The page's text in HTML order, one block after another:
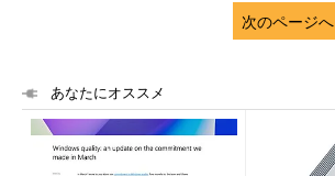
次のページへ
あなたにオススメ